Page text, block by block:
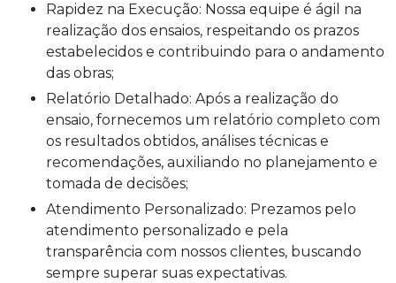
Rapidez na Execução: Nossa equipe é ágil na
realização dos ensaios, respeitando os prazos
estabelecidos e contribuindo para o andamento
das obras;
Relatório Detalhado: Após a realização do
ensaio, fornecemos um relatório completo com
os resultados obtidos, análises técnicas e
recomendações, auxiliando no planejamento e
tomada de decisões;
Atendimento Personalizado: Prezamos pelo
atendimento personalizado e pela
transparência com nossos clientes, buscando
sempre superar suas expectativas.